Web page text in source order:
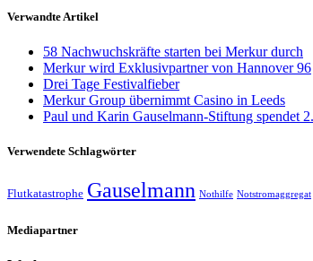
Kindle
Verwandte Artikel
58 Nachwuchskräfte starten bei Merkur durch
Merkur wird Exklusivpartner von Hannover 96
Drei Tage Festivalfieber
Merkur Group übernimmt Casino in Leeds
Paul und Karin Gauselmann-Stiftung spendet
Verwendete Schlagwörter
Flutkatastrophe Gauselmann Nothilfe Notstromaggregat
Mediapartner